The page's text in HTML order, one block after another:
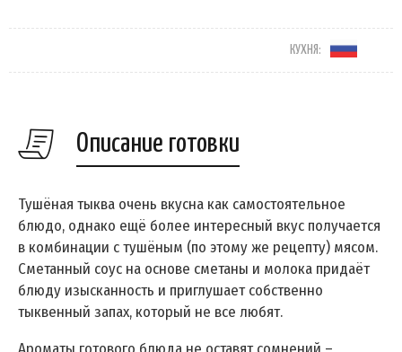
КУХНЯ:
Описание готовки
Тушёная тыква очень вкусна как самостоятельное
блюдо, однако ещё более интересный вкус получается
в комбинации с тушёным (по этому же рецепту) мясом.
Сметанный соус на основе сметаны и молока придаёт
блюду изысканность и приглушает собственно
тыквенный запах, который не все любят.